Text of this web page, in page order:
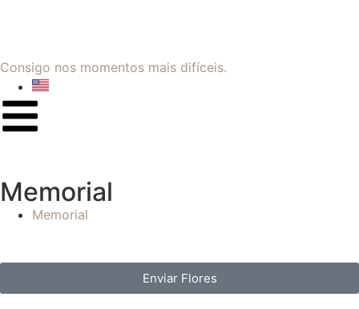
Consigo nos momentos mais difíceis.
Memorial
Memorial
Enviar Flores